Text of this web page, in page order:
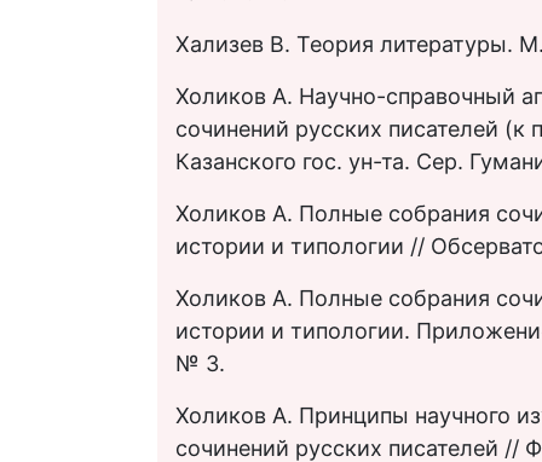
Хализев В. Теория литературы.
Холиков А. Научно-справочный
сочинений русских писателей
Казанского гос. ун-та. Сер.
Холиков А. Полные собрания
истории и типологии //
Холиков А. Полные собрания
истории и типологии.
№ 3.
Холиков А. Принципы научного
сочинений русских писателей //